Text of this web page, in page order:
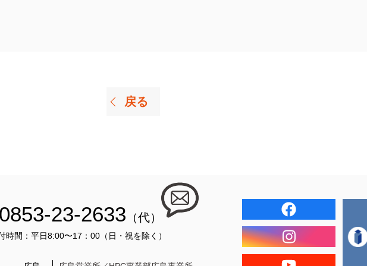
戻る
23-2633 （代）
時間：平日8:00〜17：00（日・祝を除く）